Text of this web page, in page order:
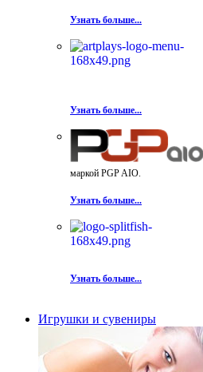
Узнать больше...
Узнать больше...
маркой PGP AIO.
Узнать больше...
Узнать больше...
Игрушки и сувениры